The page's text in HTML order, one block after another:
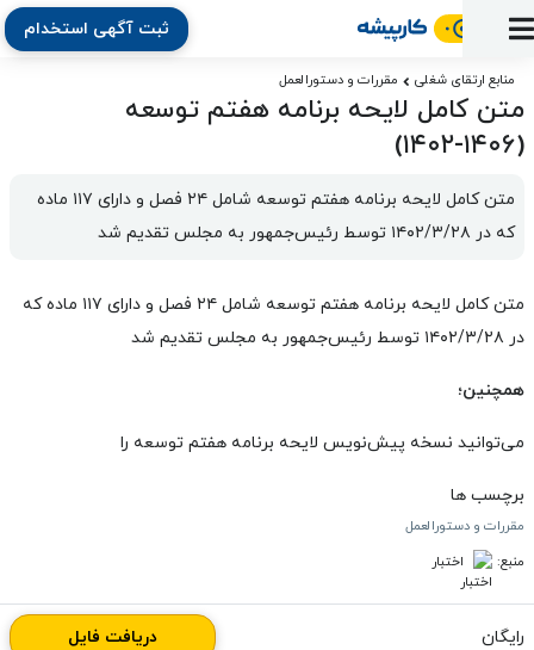
پنل
استخدام
به
کار
ثبت
رزومه
آگهی
آماده
به
ثبت
آگهی
استخدام
نشان
شده‌ها
تبادل
نظر
منابع
ارتقای
دوره
نرم‌افزار
استخدام
بلاگ
کارپیشه
بخش
کارفرمایان
ثبت آگهی استخدام
منابع ارتقای شغلی مقررات و دستورالعمل
متن کامل لایحه برنامه هفتم توسعه
(۱۴۰۶-۱۴۰۲)
که در ۱۴۰۲/۳/۲۸ توسط رئیس‌جمهور به مجلس تقدیم شد
متن کامل لایحه برنامه هفتم توسعه شامل ۲۴ فصل و دارای ۱۱۷ ماده که
در ۱۴۰۲/۳/۲۸ توسط رئیس‌جمهور به مجلس تقدیم شد
همچنین؛
می‌توانید نسخه پیش‌نویس لایحه برنامه هفتم توسعه را
برچسب ها
مقررات و دستورالعمل
منبع:
اختبار
رایگان دریافت فایل